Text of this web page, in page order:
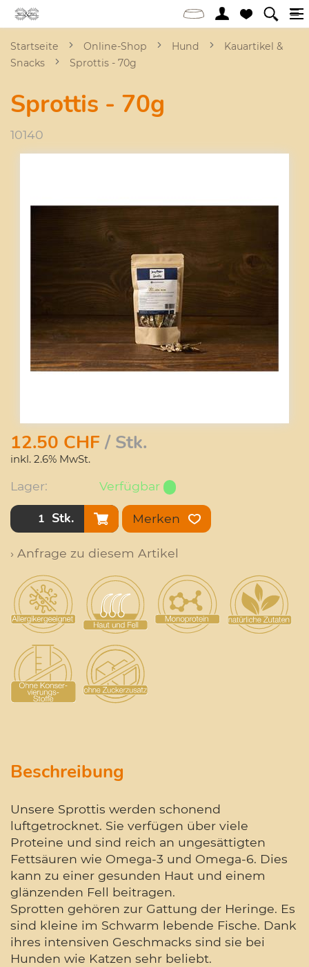
Startseite Online-Shop Hund
Kauartikel &
Snacks
Sprottis - 70g
Sprottis - 70g
10140
12.50 CHF/ Stk.
inkl. 2.6% MwSt.
Lager: Verfügbar
Stk. Merken
› Anfrage zu diesem Artikel
Beschreibung
Unsere Sprottis werden schonend
luftgetrocknet. Sie verfügen über viele
Proteine und sind reich an ungesättigten
Fettsäuren wie Omega-3 und Omega-6. Dies
kann zu einer gesunden Haut und einem
glänzenden Fell beitragen.
Sprotten gehören zur Gattung der Heringe. Es
sind kleine im Schwarm lebende Fische. Dank
ihres intensiven Geschmacks sind sie bei
Hunden wie Katzen sehr beliebt.